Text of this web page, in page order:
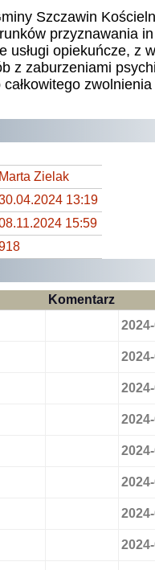
Szczawin
przyznawania in
usługi opiekuńcze, z
z zaburzeniami
Marta Zielak
13:19
15:59
Komentarz